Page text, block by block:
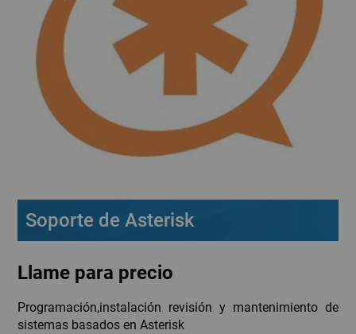
Soporte de Asterisk
Llame para precio
Programación,instalación revisión y mantenimiento de
sistemas basados en Asterisk